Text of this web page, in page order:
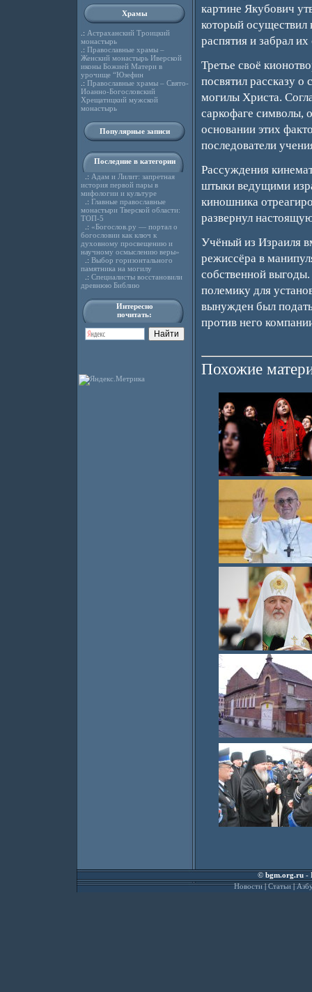
Храмы
.: Астраханский Троицкий
монастырь
.: Православные храмы –
Женский монастырь Иверской
иконы Божией Матери в
урочище “Юзефин
.: Православные храмы – Свято-
Иоанно-Богословский
Хрещатицкий мужской
монастырь
Популярные записи
Последние в категории
.: Адам и Лилит: запретная
история первой пары в
мифологии и культуре
.: Главные православные
монастыри Тверской области:
ТОП-5
.: «Богослов.ру — портал о
богословии как ключ к
духовному просвещению и
научному осмыслению веры»
.: Выбор горизонтального
памятника на могилу
.: Специалисты восстановили
древнюю Библию
Интересно
почитать:
картине Якубович
который осуществил
распятия и забрал
Третье своё
посвятил рассказу о
могилы Христа.
саркофаге символы,
основании этих
последователи
Рассуждения
штыки ведущими
киношника
развернул
Учёный из Израиля
режиссёра в
собственной
полемику для
вынужден был
против него
Похожие
©bgm.org.ru-
Новости|Статьи|